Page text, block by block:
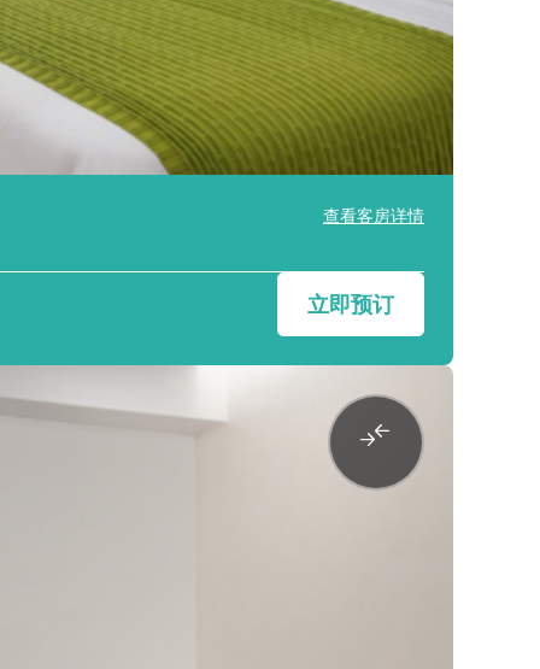
查看客房详情
立即预订